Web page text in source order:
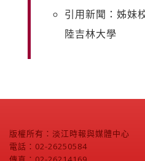
引用新聞：姊妹
陸吉林大學
版權所有：淡江時報與媒體中心
電話：02-26250584